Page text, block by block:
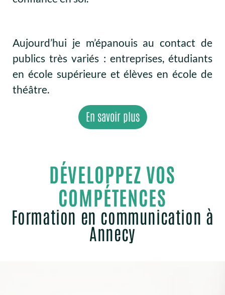
En savoir plus
Aujourd’hui je m’épanouis au contact de
publics très variés : entreprises, étudiants
en école supérieure et élèves en école de
théâtre.
DÉVELOPPEZ VOS
COMPÉTENCES
Formation en communication à
Annecy